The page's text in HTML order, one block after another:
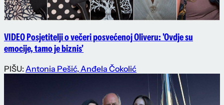
VIDEO Posjetitelji o večeri posvećenoj Oliveru: 'Ovdje su
emocije, tamo je biznis'
PIŠU: Antonia Pešić,Anđela Čokolić